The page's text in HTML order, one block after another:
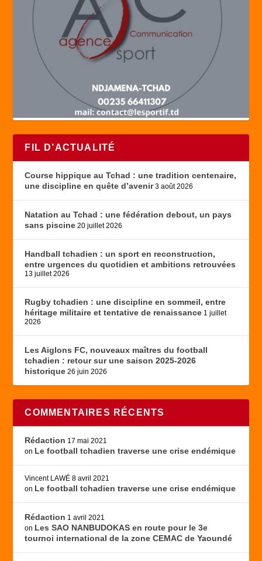
FIL D’ACTUALITÉ
Course hippique au Tchad : une tradition centenaire,
une discipline en quête d’avenir 3 août 2026
Natation au Tchad : une fédération debout, un pays
sans piscine 20 juillet 2026
Handball tchadien : un sport en reconstruction,
entre urgences du quotidien et ambitions retrouvées
13 juillet 2026
Rugby tchadien : une discipline en sommeil, entre
héritage militaire et tentative de renaissance 1 juillet
2026
Les Aiglons FC, nouveaux maîtres du football
tchadien : retour sur une saison 2025-2026
historique 26 juin 2026
COMMENTAIRES RÉCENTS
Rédaction 17 mai 2021
on Le football tchadien traverse une crise endémique
Vincent LAWÉ 8 avril 2021
on Le football tchadien traverse une crise endémique
Rédaction 1 avril 2021
on Les SAO NANBUDOKAS en route pour le 3e
tournoi international de la zone CEMAC de Yaoundé